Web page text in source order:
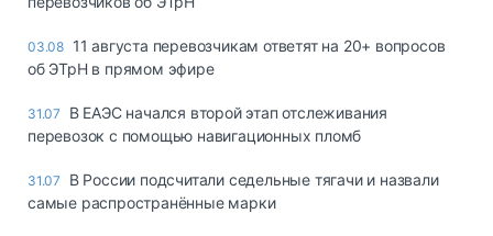
03.08 11 августа перевозчикам ответят на 20+ вопросов
об ЭТрН в прямом эфире
31.07
В ЕАЭС начался второй этап отслеживания
перевозок с помощью навигационных пломб
31.07
В России подсчитали седельные тягачи и назвали
самые распространённые марки